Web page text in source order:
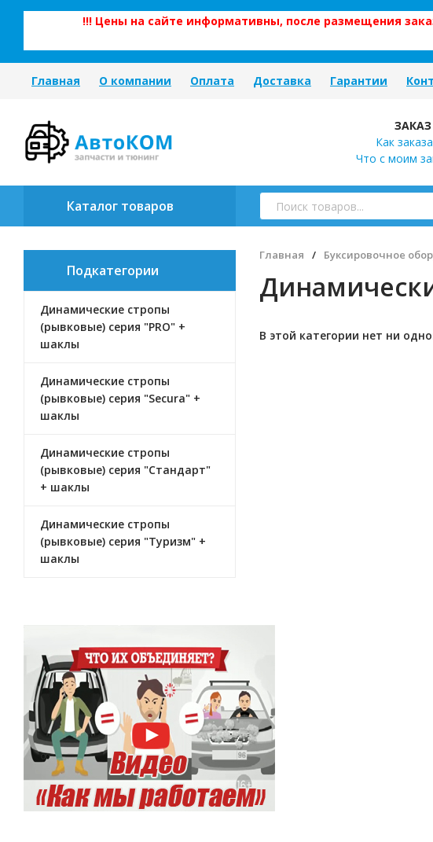
!!! Цены на сайте информативны, после размещения
Главная О компании Оплата Доставка Гарантии
ЗАКАЗ
Как
Что с моим
Каталог товаров
Подкатегории
Динамические стропы
(рывковые) серия "PRO" +
шаклы
Динамические стропы
(рывковые) серия "Secura" +
шаклы
Динамические стропы
(рывковые) серия "Стандарт"
+ шаклы
Динамические стропы
(рывковые) серия "Туризм" +
шаклы
Главная / Буксировочное
В этой категории нет ни